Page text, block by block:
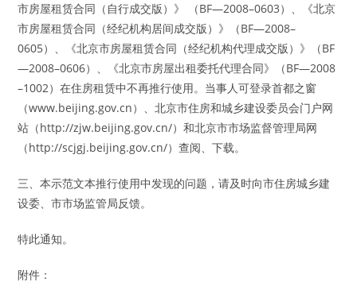
市房屋租赁合同（自行成交版）》 （BF—2008–0603）、《北京
市房屋租赁合同（经纪机构居间成交版）》（BF—2008–
0605）、《北京市房屋租赁合同（经纪机构代理成交版）》（BF
—2008–0606）、《北京市房屋出租委托代理合同》（BF—2008
–1002）在住房租赁中不再推行使用。当事人可登录首都之窗
（www.beijing.gov.cn）、北京市住房和城乡建设委员会门户网
站（http://zjw.beijing.gov.cn/）和北京市市场监督管理局网
（http://scjgj.beijing.gov.cn/）查阅、下载。
三、本示范文本推行使用中发现的问题，请及时向市住房城乡建
设委、市市场监管局反馈。
特此通知。
附件：